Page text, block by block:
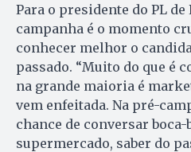
Para o presidente do PL
campanha é o momento
conhecer melhor o
passado. “Muito do que é
na grande maioria é
vem enfeitada. Na pré-
chance de conversar boca-
supermercado, saber do